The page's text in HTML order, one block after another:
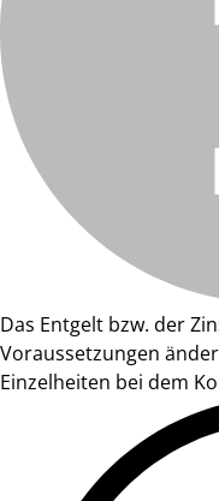
Das Entgelt bzw. der
Voraussetzungen
Einzelheiten bei dem